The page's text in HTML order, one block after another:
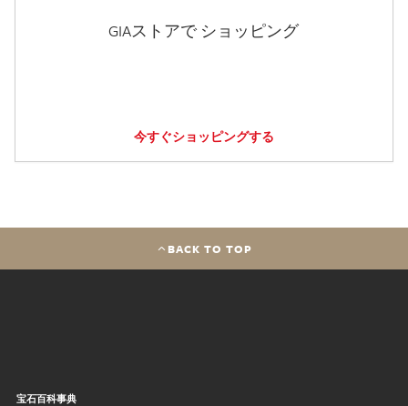
GIAストアで ショッピング
今すぐショッピングする
BACK TO TOP
宝石百科事典